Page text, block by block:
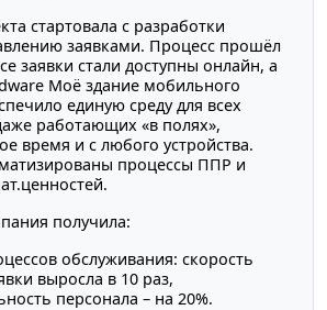
стартовала с разработки
заявками. Процесс прошёл
заявки стали доступны онлайн, а
Моё здание мобильного
единую среду для всех
работающих «в полях»‎,
время и с любого устройства.
процессы ППР и
получила:
обслуживания: скорость
выросла в 10 раз,
персонала – на 20%.